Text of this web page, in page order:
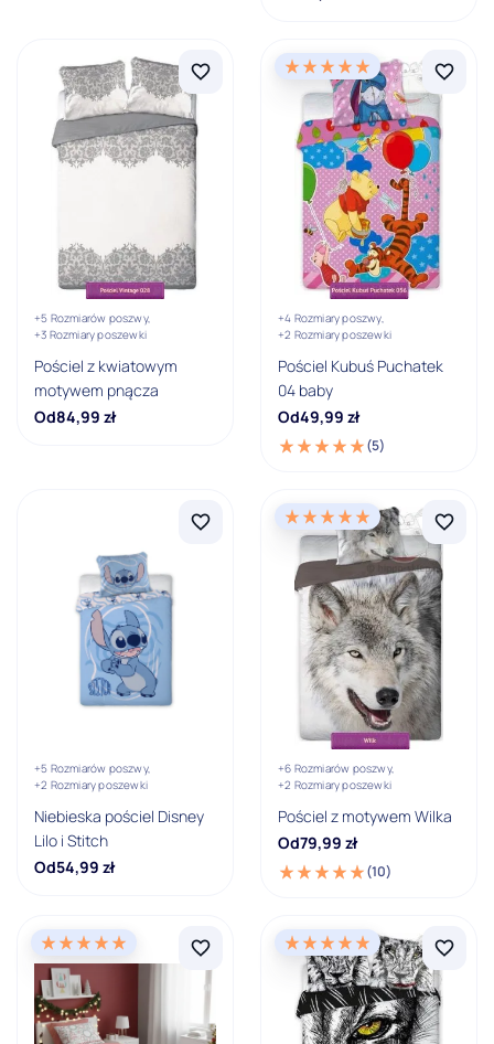
+5 Rozmiarów poszwy,
+3 Rozmiary poszewki
Pościel z kwiatowym
motywem pnącza
Od84,99 zł
+4 Rozmiary poszwy,
+2 Rozmiary poszewki
Pościel Kubuś Puchatek
04 baby
Od49,99 zł
(5)
+5 Rozmiarów poszwy,
+2 Rozmiary poszewki
Niebieska pościel Disney
Lilo i Stitch
Od54,99 zł
+6 Rozmiarów poszwy,
+2 Rozmiary poszewki
Pościel z motywem Wilka
Od79,99 zł
(10)